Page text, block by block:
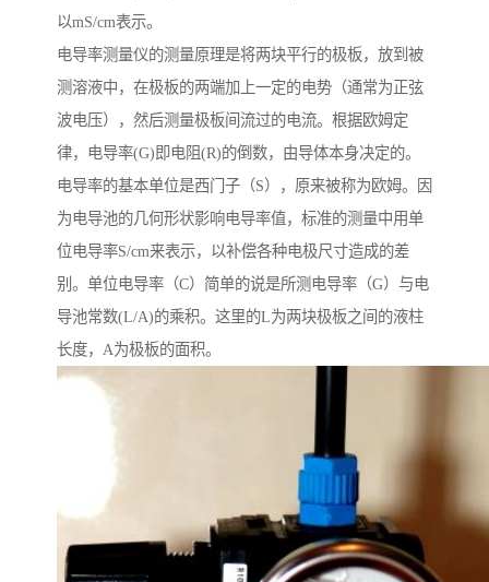
以mS/cm表示。
电导率测量仪的测量原理是将两块平行的极板，放到被
测溶液中，在极板的两端加上一定的电势（通常为正弦
波电压），然后测量极板间流过的电流。根据欧姆定
律，电导率(G)即电阻(R)的倒数，由导体本身决定的。
电导率的基本单位是西门子（S），原来被称为欧姆。因
为电导池的几何形状影响电导率值，标准的测量中用单
位电导率S/cm来表示，以补偿各种电极尺寸造成的差
别。单位电导率（C）简单的说是所测电导率（G）与电
导池常数(L/A)的乘积。这里的L为两块极板之间的液柱
长度，A为极板的面积。